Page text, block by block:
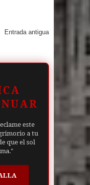
Entrada antigua
este
a tu
que el sol